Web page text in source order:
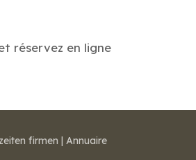
réservez en ligne
firmen | Annuaire